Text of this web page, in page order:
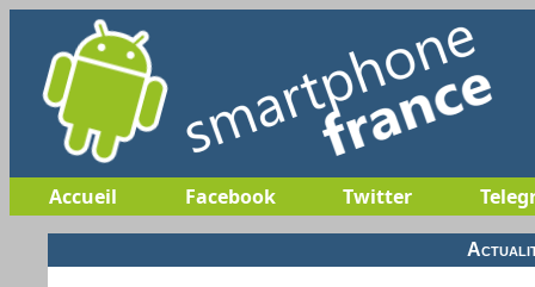
Accueil Facebook Twitter